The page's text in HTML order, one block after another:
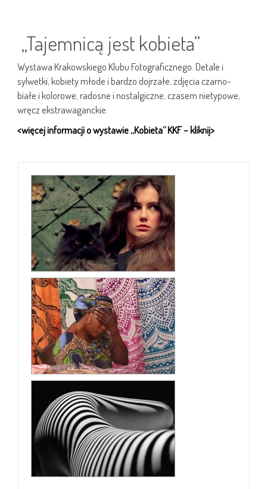
„Tajemnicą jest kobieta”
Wystawa Krakowskiego Klubu Fotograficznego. Detale i
sylwetki, kobiety młode i bardzo dojrzałe, zdjęcia czarno-
białe i kolorowe, radosne i nostalgiczne, czasem nietypowe,
wręcz ekstrawaganckie.
<więcej informacji o wystawie „Kobieta” KKF – kliknij>